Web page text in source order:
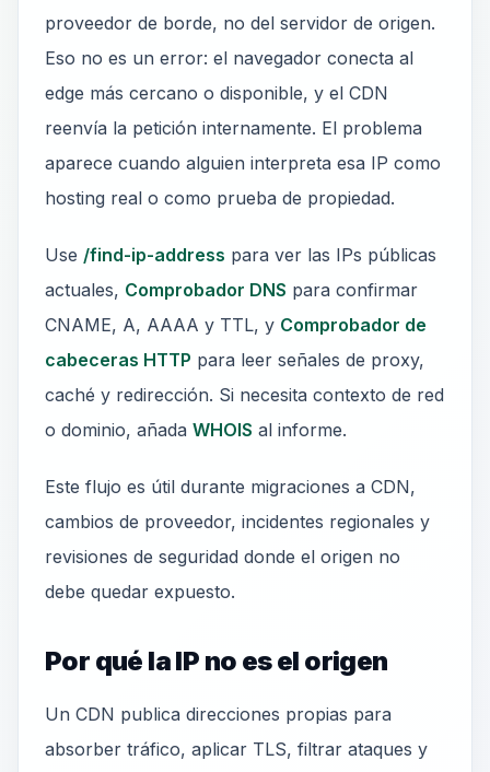
proveedor de borde, no del servidor de origen.
Eso no es un error: el navegador conecta al
edge más cercano o disponible, y el CDN
reenvía la petición internamente. El problema
aparece cuando alguien interpreta esa IP como
hosting real o como prueba de propiedad.
Use /find-ip-address para ver las IPs públicas
actuales, Comprobador DNS para confirmar
CNAME, A, AAAA y TTL, y Comprobador de
cabeceras HTTP para leer señales de proxy,
caché y redirección. Si necesita contexto de red
o dominio, añada WHOIS al informe.
Este flujo es útil durante migraciones a CDN,
cambios de proveedor, incidentes regionales y
revisiones de seguridad donde el origen no
debe quedar expuesto.
Por qué la IP no es el origen
Un CDN publica direcciones propias para
absorber tráfico, aplicar TLS, filtrar ataques y